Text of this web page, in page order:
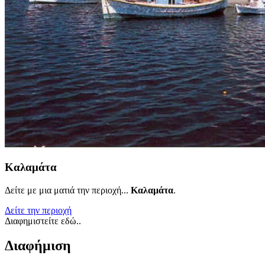
Καλαμάτα
Δείτε με μια ματιά την περιοχή... Καλαμάτα.
Δείτε την περιοχή
Διαφημιστείτε εδώ..
Διαφήμιση